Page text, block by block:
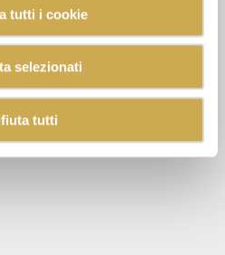
tutti i cookie
selezionati
tutti